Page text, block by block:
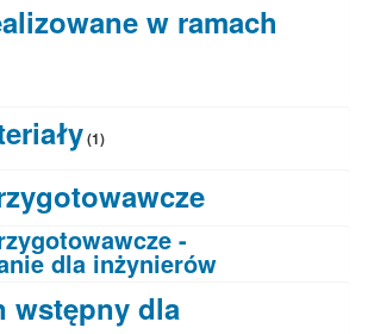
w ramach
(1)
-
dla inżynierów
wstępny dla